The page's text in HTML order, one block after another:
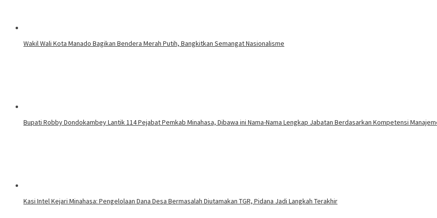
Wakil Wali Kota Manado Bagikan Bendera Merah Putih, Bangkitkan Semangat Nasionalisme
Bupati Robby Dondokambey Lantik 114 Pejabat Pemkab Minahasa, Dibawa ini Nama-Nama Lengkap Jabatan Berdasarkan Kompetensi
Kasi Intel Kejari Minahasa: Pengelolaan Dana Desa Bermasalah Diutamakan TGR, Pidana Jadi Langkah Terakhir